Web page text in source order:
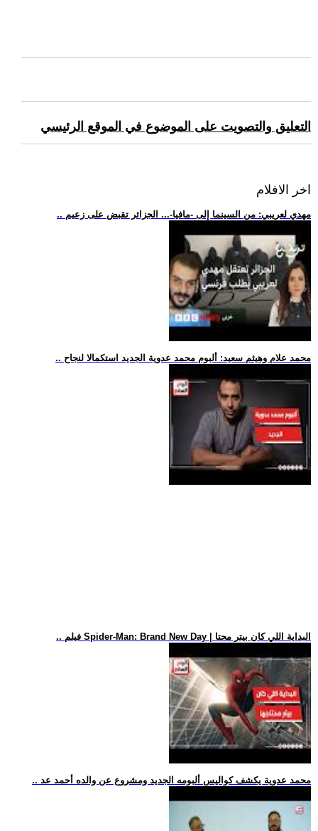
التعليق والتصويت على الموضوع في الموقع الرئيسي
اخر الافلام
.. مهدي لعريبي: من السينما إلى -مافيا-... الجزائر تقبض على زعيم
.. محمد علام وهيثم سعيد: ألبوم محمد عدوية الجديد استكمالا لنجاح
.. فيلم Spider-Man: Brand New Day | البداية اللي كان بيتر محتا
.. محمد عدوية يكشف كواليس ألبومه الجديد ومشروع عن والده أحمد عد